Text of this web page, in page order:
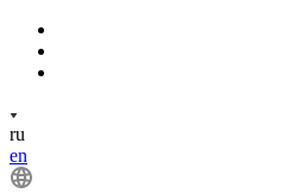
ru
en